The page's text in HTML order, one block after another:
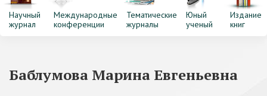
Научный
журнал
Международные
конференции
Тематические
журналы
Юный
ученый
Издание
книг
Баблумова Марина Евгеньевна